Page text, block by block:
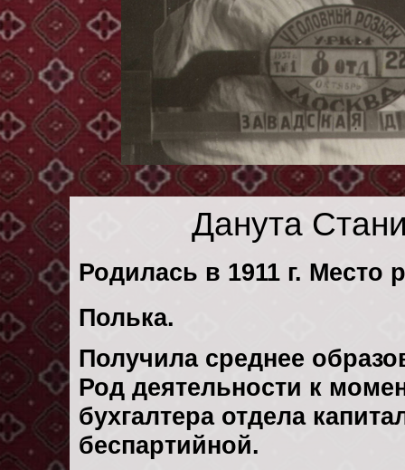
Данута
Родилась в 1911 г.
Полька.
Получила среднее
Род деятельности к
бухгалтера отдела
беспартийной.